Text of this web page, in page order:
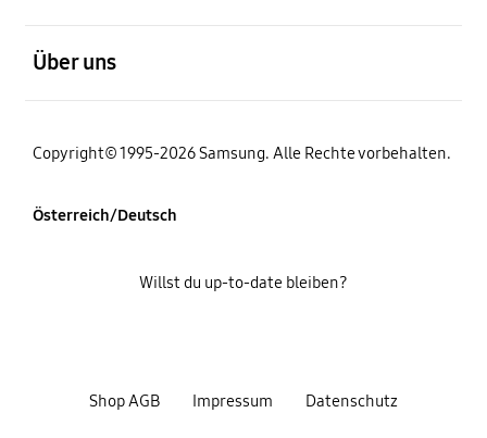
Über uns
Copyright© 1995-2026 Samsung. Alle Rechte vorbehalten.
Österreich/Deutsch
Shop AGB Impressum Datenschutz
Willst du up-to-date bleiben?